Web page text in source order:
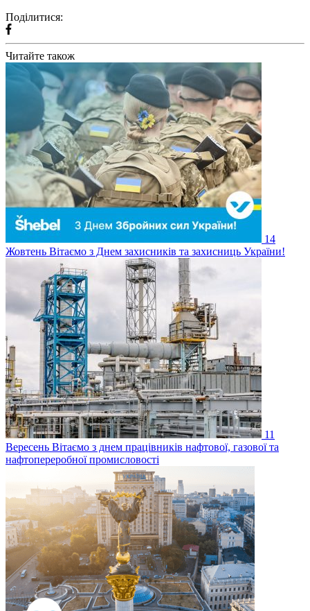
Поділитися:
Читайте також
14
Жовтень Вітаємо з Днем захисників та захисниць України!
11
Вересень Вітаємо з днем працівників нафтової, газової та
нафтопереробної промисловості